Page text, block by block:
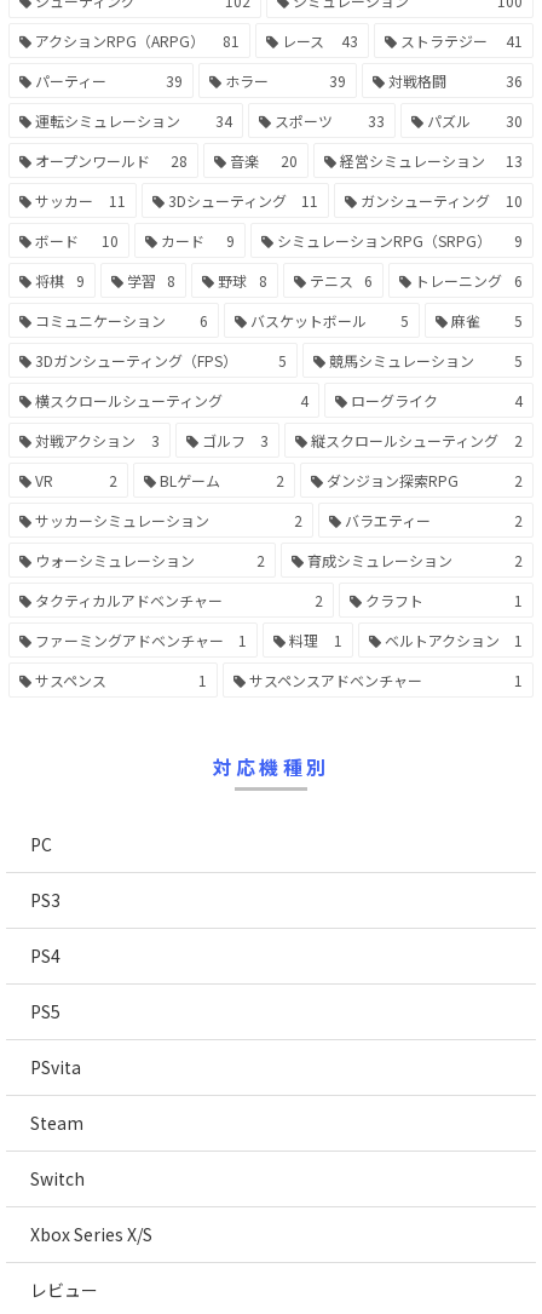
アクションRPG（ARPG）
81 レース 43 ストラテジー
41
パーティー
39 ホラー 39 対戦格闘
36
運転シミュレーション
34 スポーツ 33 パズル
30
オープンワールド
28 音楽 20 経営シミュレーション
13
サッカー
11 3Dシューティング 11 ガンシューティング
10
ボード
10 カード 9 シミュレーションRPG（SRPG）
9
将棋
9 学習 8 野球 8 テニス 6 トレーニング
6
コミュニケーション
6 バスケットボール 5 麻雀
5
3Dガンシューティング（FPS）
5 競馬シミュレーション
5
横スクロールシューティング
4 ローグライク
4
対戦アクション
3 ゴルフ 3 縦スクロールシューティング
2
VR
2 BLゲーム 2 ダンジョン探索RPG
2
サッカーシミュレーション
2 バラエティー
2
ウォーシミュレーション
2 育成シミュレーション
2
タクティカルアドベンチャー
2 クラフト
1
ファーミングアドベンチャー
1 料理 1 ベルトアクション
1
サスペンス
1 サスペンスアドベンチャー 1
対応機種別
PC
PS3
PS4
PS5
PSvita
Steam
Switch
Xbox Series X/S
レビュー